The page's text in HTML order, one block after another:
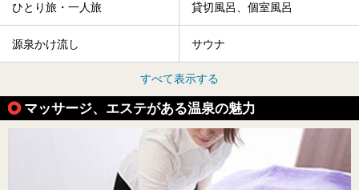
ひとり旅・一人旅 貸切風呂、個室風呂
源泉かけ流し サウナ
すべて表示する
マッサージ、エステがある温泉の魅力